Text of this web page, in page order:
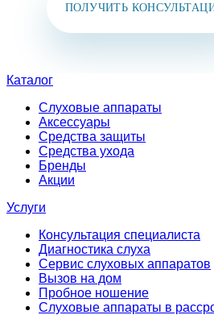
ПОЛУЧИТЬ
Каталог
Слуховые аппараты
Аксессуары
Средства защиты
Средства ухода
Бренды
Акции
Услуги
Консультация специалиста
Диагностика слуха
Сервис слуховых аппаратов
Вызов на дом
Пробное ношение
Слуховые аппараты в